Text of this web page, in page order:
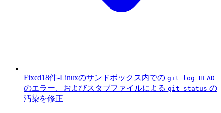
Fixed18件-Linuxのサンドボックス内での git log HEAD
のエラー、およびスタブファイルによる git status の
汚染を修正